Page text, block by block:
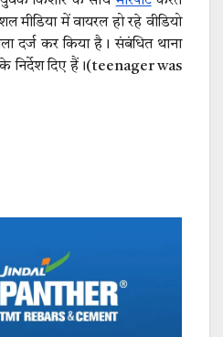
मीडिया में वायरल हो रहे वीडियो
दर्ज कर किया है। संबंधित थाना
निर्देश दिए हैं।(teenager was